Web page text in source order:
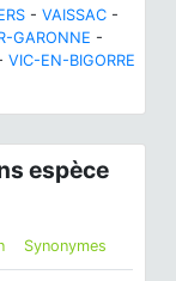
- VAISSAC -
GARONNE -
VIC-EN-BIGORRE
espèce
Synonymes